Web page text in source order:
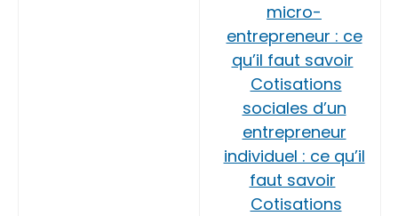
micro-
entrepreneur : ce
qu’il faut savoir
Cotisations
sociales d’un
entrepreneur
individuel : ce qu’il
faut savoir
Cotisations